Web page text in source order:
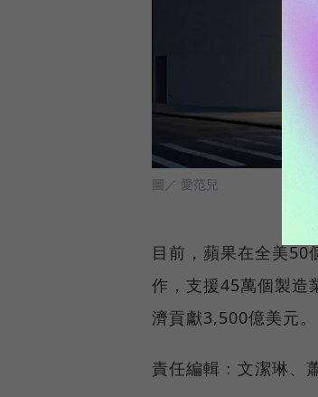
圖／ 愛范兒
目前，蘋果在全美50
作，支援45萬個製造
濟貢獻3,500億美元。
責任編輯：文潔琳、